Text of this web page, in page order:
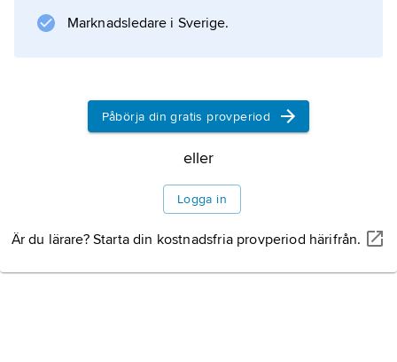
nakna kvinnofiguren i
Information om artikeln
Marknadsledare i Sverige.
Påbörja din gratis provperiod
eller
Logga in
Är du lärare? Starta din kostnadsfria provperiod härifrån.